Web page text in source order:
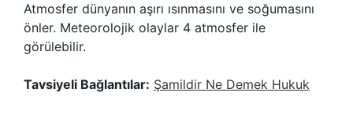
Atmosfer dünyanın aşırı ısınmasını ve soğumasını
önler. Meteorolojik olaylar 4 atmosfer ile
görülebilir.
Tavsiyeli Bağlantılar: Şamildir Ne Demek Hukuk